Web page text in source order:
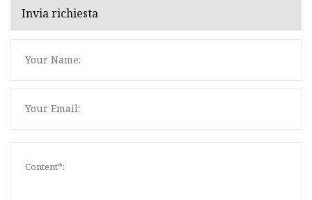
Invia richiesta